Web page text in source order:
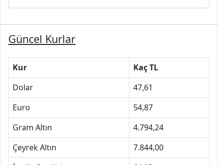
Güncel Kurlar
Kur
Kaç TL
Dolar
47,61
Euro
54,87
Gram Altın
4.794,24
Çeyrek Altın
7.844,00